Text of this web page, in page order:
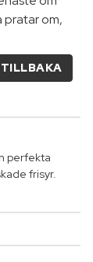
pratar om,
TILLBAKA
perfekta
frisyr.